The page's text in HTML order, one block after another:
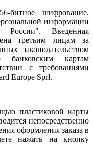
битное шифрование.
информации
России". Введенная
третьим лицам за
законодательством
картам
с требованиями
Europe Sprl.
пластиковой карты
непосредственно
оформления заказа в
нажать на кнопку